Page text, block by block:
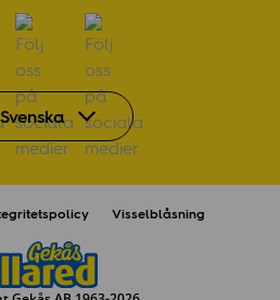
Social länkSocial länk
Svenska
Visselblåsning